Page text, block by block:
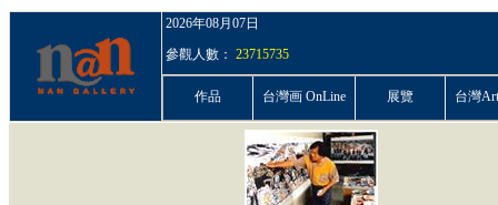
2026年08月07日
參觀人數： 23715735
作品 台灣画 OnLine 展覽 台灣